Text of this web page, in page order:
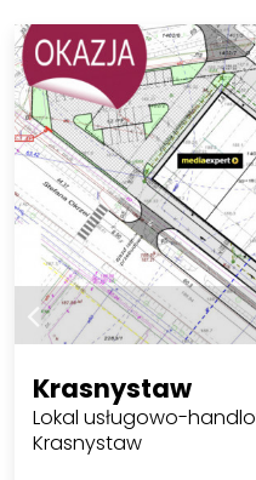
Krasnystaw
Lokal usługowo-
Krasnystaw